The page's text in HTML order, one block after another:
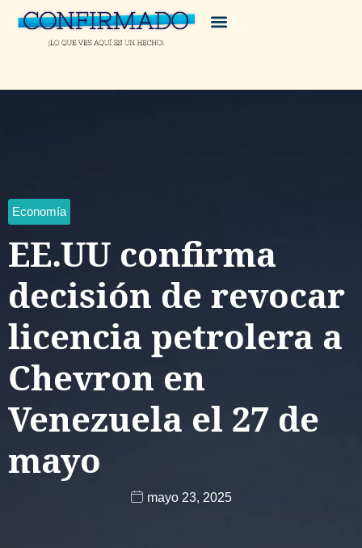
Economía
EE.UU confirma
decisión de revocar
licencia petrolera a
Chevron en
Venezuela el 27 de
mayo
mayo 23, 2025